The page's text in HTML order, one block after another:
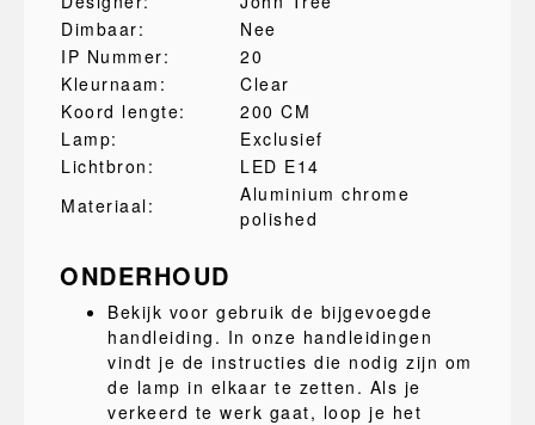
Dimbaar:
Nee
IP Nummer:
20
Kleurnaam:
Clear
Koord lengte:
200 CM
Lamp:
Exclusief
Lichtbron:
LED E14
Materiaal:
Aluminium chrome
polished
ONDERHOUD
Bekijk voor gebruik de bijgevoegde
handleiding. In onze handleidingen
vindt je de instructies die nodig zijn om
de lamp in elkaar te zetten. Als je
verkeerd te werk gaat, loop je het